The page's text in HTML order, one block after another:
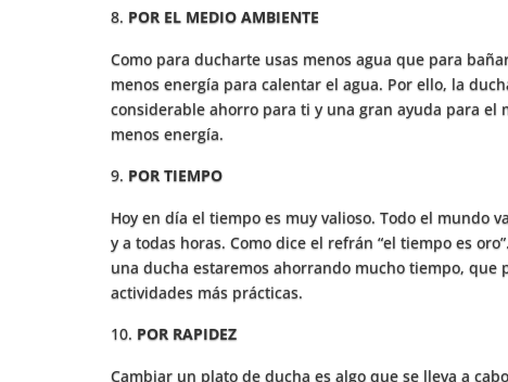
POR EL MEDIO AMBIENTE
Como para ducharte usas menos agua que para
menos energía para calentar el agua. Por ello, la
considerable ahorro para ti y una gran ayuda para el
menos energía.
POR TIEMPO
Hoy en día el tiempo es muy valioso. Todo el mundo
y a todas horas. Como dice el refrán “el tiempo es
una ducha estaremos ahorrando mucho tiempo, que
actividades más prácticas.
POR RAPIDEZ
Cambiar un plato de ducha es algo que se lleva a